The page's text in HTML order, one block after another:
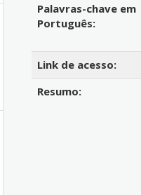
Palavras-chave em
Português:
Link de acesso:
Resumo: